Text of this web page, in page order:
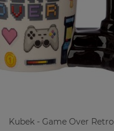
Kubek - Game Over Retro